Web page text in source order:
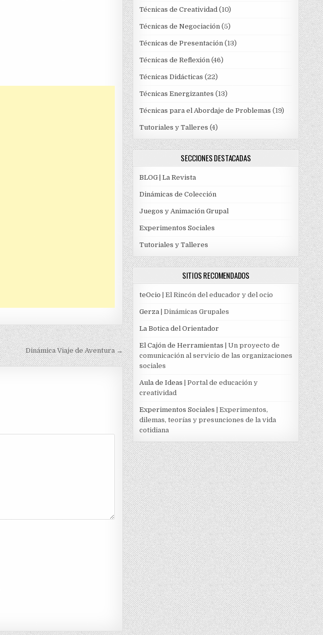
Dinámica Viaje de Aventura →
Técnicas de Creatividad(10)
Técnicas de Negociación(5)
Técnicas de Presentación(13)
Técnicas de Reflexión(46)
Técnicas Didácticas (22)
Técnicas Energizantes (13)
Técnicas para el Abordaje de Problemas (19)
Tutoriales y Talleres (4)
SECCIONES DESTACADAS
BLOG | La Revista
Dinámicas de Colección
Juegos y Animación Grupal
Experimentos Sociales
Tutoriales y Talleres
SITIOS RECOMENDADOS
teOcio | El Rincón del educador y del ocio
Gerza| Dinámicas Grupales
La Botica del Orientador
El Cajón de Herramientas | Un proyecto de
comunicación al servicio de las organizaciones
sociales
Aula de Ideas | Portal de educación y
creatividad
Experimentos Sociales | Experimentos,
dilemas, teorías y presunciones de la vida
cotidiana